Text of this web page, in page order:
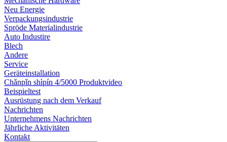
Neu Energie
Verpackungsindustrie
Spröde Materialindustrie
Auto Industire
Blech
Andere
Service
Geräteinstallation
Chǎnpǐn shìpín 4/5000 Produktvideo
Beispieltest
Ausrüstung nach dem Verkauf
Nachrichten
Unternehmens Nachrichten
Jährliche Aktivitäten
Kontakt